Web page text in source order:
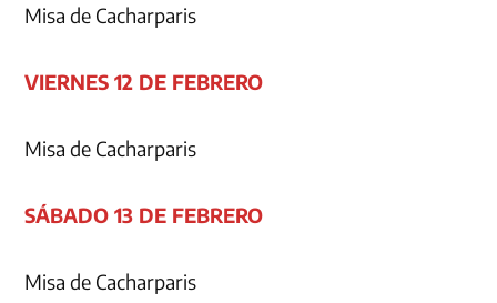
Misa de Cacharparis
VIERNES 12 DE FEBRERO
Misa de Cacharparis
SÁBADO 13 DE FEBRERO
Misa de Cacharparis